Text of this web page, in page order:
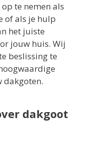
te nemen als
of als je hulp
het juiste
jouw huis. Wij
beslissing te
dakgoten.
dakgoot